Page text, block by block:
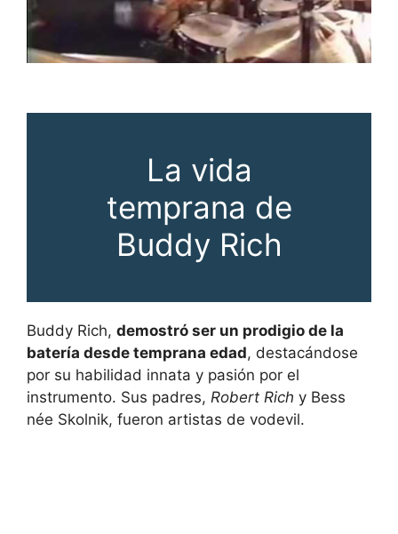
La vida
temprana de
Buddy Rich
Buddy Rich, demostró ser un prodigio de la
batería desde temprana edad, destacándose
por su habilidad innata y pasión por el
instrumento. Sus padres, Robert Rich y Bess
née Skolnik, fueron artistas de vodevil.